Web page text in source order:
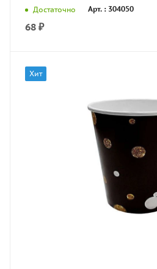
Достаточно Арт. : 304050
68 ₽
Хит